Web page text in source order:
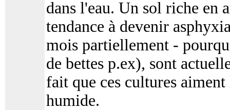
dans l'eau. Un sol riche en
tendance à devenir
mois partiellement -
de bettes p.ex), sont
fait que ces cultures
humide.